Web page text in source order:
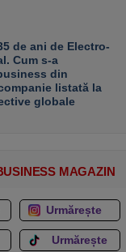
35 de ani de Electro-
Cum s-a
din
listată la
globale
MAGAZIN
Urmărește
Urmărește